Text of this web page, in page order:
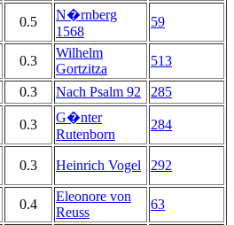
0.5
N�rnberg
1568
59
0.3
Wilhelm
Gortzitza
513
0.3 Nach Psalm 92 285
0.3
G�nter
Rutenborn
284
0.3 Heinrich Vogel 292
0.4
Eleonore von
Reuss
63